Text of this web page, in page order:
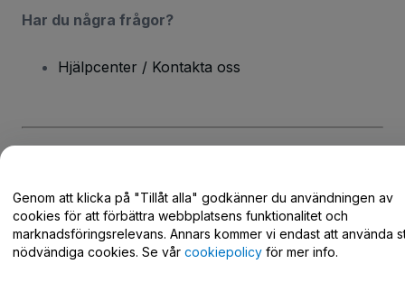
Har du några frågor?
Hjälpcenter / Kontakta oss
användarvillkoroch sekretesspolicyochcookiepolicyoch
mobilsekretesspolicy
Dela inte min personliga information/dina integritetsval
Genom att klicka på "Tillåt alla" godkänner du användningen av
cookies för att förbättra webbplatsens funktionalitet och
marknadsföringsrelevans. Annars kommer vi endast att använda
nödvändiga cookies. Se vår cookiepolicy för mer info.